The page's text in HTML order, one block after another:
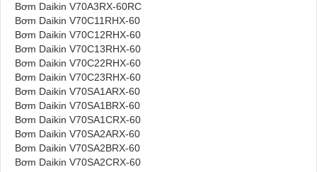
Bơm Daikin V70A3RX-60RC
Bơm Daikin V70C11RHX-60
Bơm Daikin V70C12RHX-60
Bơm Daikin V70C13RHX-60
Bơm Daikin V70C22RHX-60
Bơm Daikin V70C23RHX-60
Bơm Daikin V70SA1ARX-60
Bơm Daikin V70SA1BRX-60
Bơm Daikin V70SA1CRX-60
Bơm Daikin V70SA2ARX-60
Bơm Daikin V70SA2BRX-60
Bơm Daikin V70SA2CRX-60